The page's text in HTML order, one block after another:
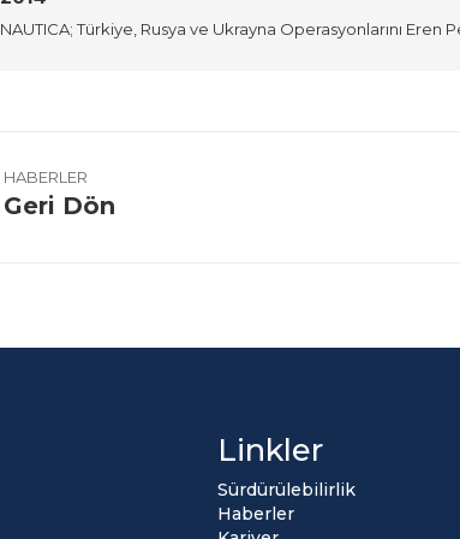
NAUTICA; Türkiye, Rusya ve Ukrayna Operasyonlarını Eren
HABERLER
Geri Dön
Linkler
Sürdürülebilirlik
Haberler